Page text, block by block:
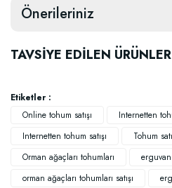
Önerileriniz
TAVSİYE EDİLEN ÜRÜNLER
Etiketler :
Online tohum satışı
Internetten
Internetten tohum satışı
Tohum
Orman ağaçları tohumları
orman ağaçları tohumları satışı